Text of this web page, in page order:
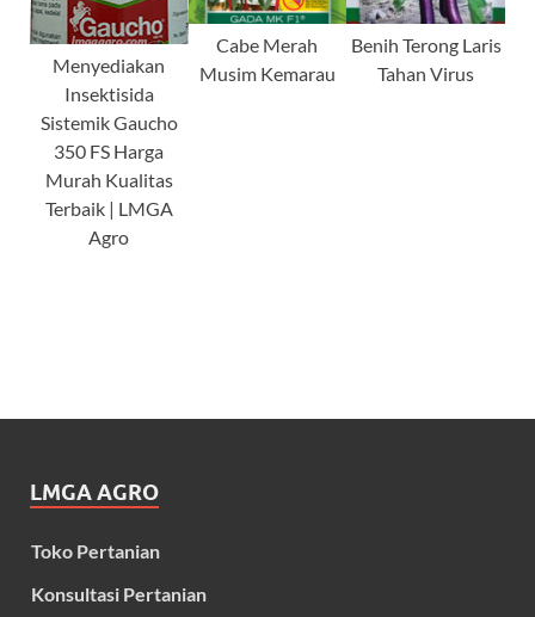
Menyediakan
Insektisida
Sistemik Gaucho
350 FS Harga
Murah Kualitas
Terbaik | LMGA
Agro
Cabe Merah
Musim Kemarau
Benih Terong Laris
Tahan Virus
LMGA AGRO
Toko Pertanian
Konsultasi Pertanian